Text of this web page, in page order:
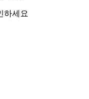
하세요